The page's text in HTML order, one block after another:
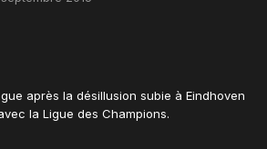
après la désillusion subie à Eindhoven
la Ligue des Champions.